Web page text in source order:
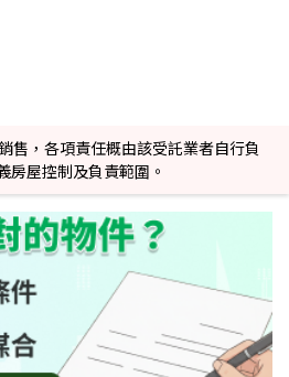
售，各項責任概由該受託業者自行負
房屋控制及負責範圍。